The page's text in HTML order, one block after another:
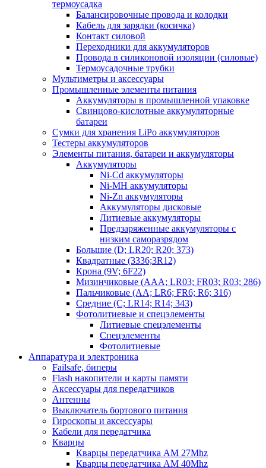
термоусадка
Балансировочные провода и колодки
Кабель для зарядки (косичка)
Контакт силовой
Переходники для аккумуляторов
Провода в силиконовой изоляции (силовые)
Термоусадочные трубки
Мультиметры и аксессуары
Промышленные элементы питания
Аккумуляторы в промышленной упаковке
Свинцово-кислотные аккумуляторные
батареи
Сумки для хранения LiPo аккумуляторов
Тестеры аккумуляторов
Элементы питания, батареи и аккумуляторы
Аккумуляторы
Ni-Cd аккумуляторы
Ni-MH аккумуляторы
Ni-Zn аккумуляторы
Аккумуляторы дисковые
Литиевые аккумуляторы
Предзаряженные аккумуляторы с
низким саморазрядом
Большие (D; LR20; R20; 373)
Квадратные (3336;3R12)
Крона (9V; 6F22)
Мизинчиковые (AAA; LR03; FR03; R03; 286)
Пальчиковые (AA; LR6; FR6; R6; 316)
Средние (C; LR14; R14; 343)
Фотолитиевые и спецэлементы
Литиевые спецэлементы
Спецэлементы
Фотолитиевые
Аппаратура и электроника
Failsafe, биперы
Flash накопители и карты памяти
Аксессуары для передатчиков
Антенны
Выключатель бортового питания
Гироскопы и аксессуары
Кабели для передатчика
Кварцы
Кварцы передатчика AM 27Mhz
Кварцы передатчика AM 40Mhz